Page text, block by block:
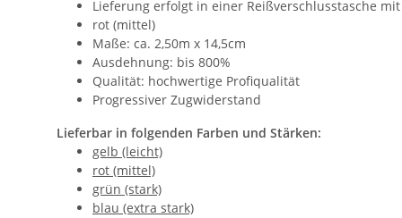
Lieferung erfolgt in einer Reißverschlusstasche
rot (mittel)
Maße: ca. 2,50m x 14,5cm
Ausdehnung: bis 800%
Qualität: hochwertige Profiqualität
Progressiver Zugwiderstand
Lieferbar in folgenden Farben und Stärken:
gelb (leicht)
rot (mittel)
grün (stark)
blau (extra stark)